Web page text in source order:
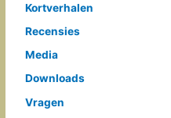
Kortverhalen
Recensies
Media
Downloads
Vragen